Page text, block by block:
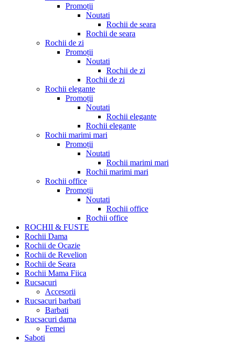
Promoții
Noutati
Rochii de seara
Rochii de seara
Rochii de zi
Promoții
Noutati
Rochii de zi
Rochii de zi
Rochii elegante
Promoții
Noutati
Rochii elegante
Rochii elegante
Rochii marimi mari
Promoții
Noutati
Rochii marimi mari
Rochii marimi mari
Rochii office
Promoții
Noutati
Rochii office
Rochii office
ROCHII & FUSTE
Rochii Dama
Rochii de Ocazie
Rochii de Revelion
Rochii de Seara
Rochii Mama Fiica
Rucsacuri
Accesorii
Rucsacuri barbati
Barbati
Rucsacuri dama
Femei
Saboti